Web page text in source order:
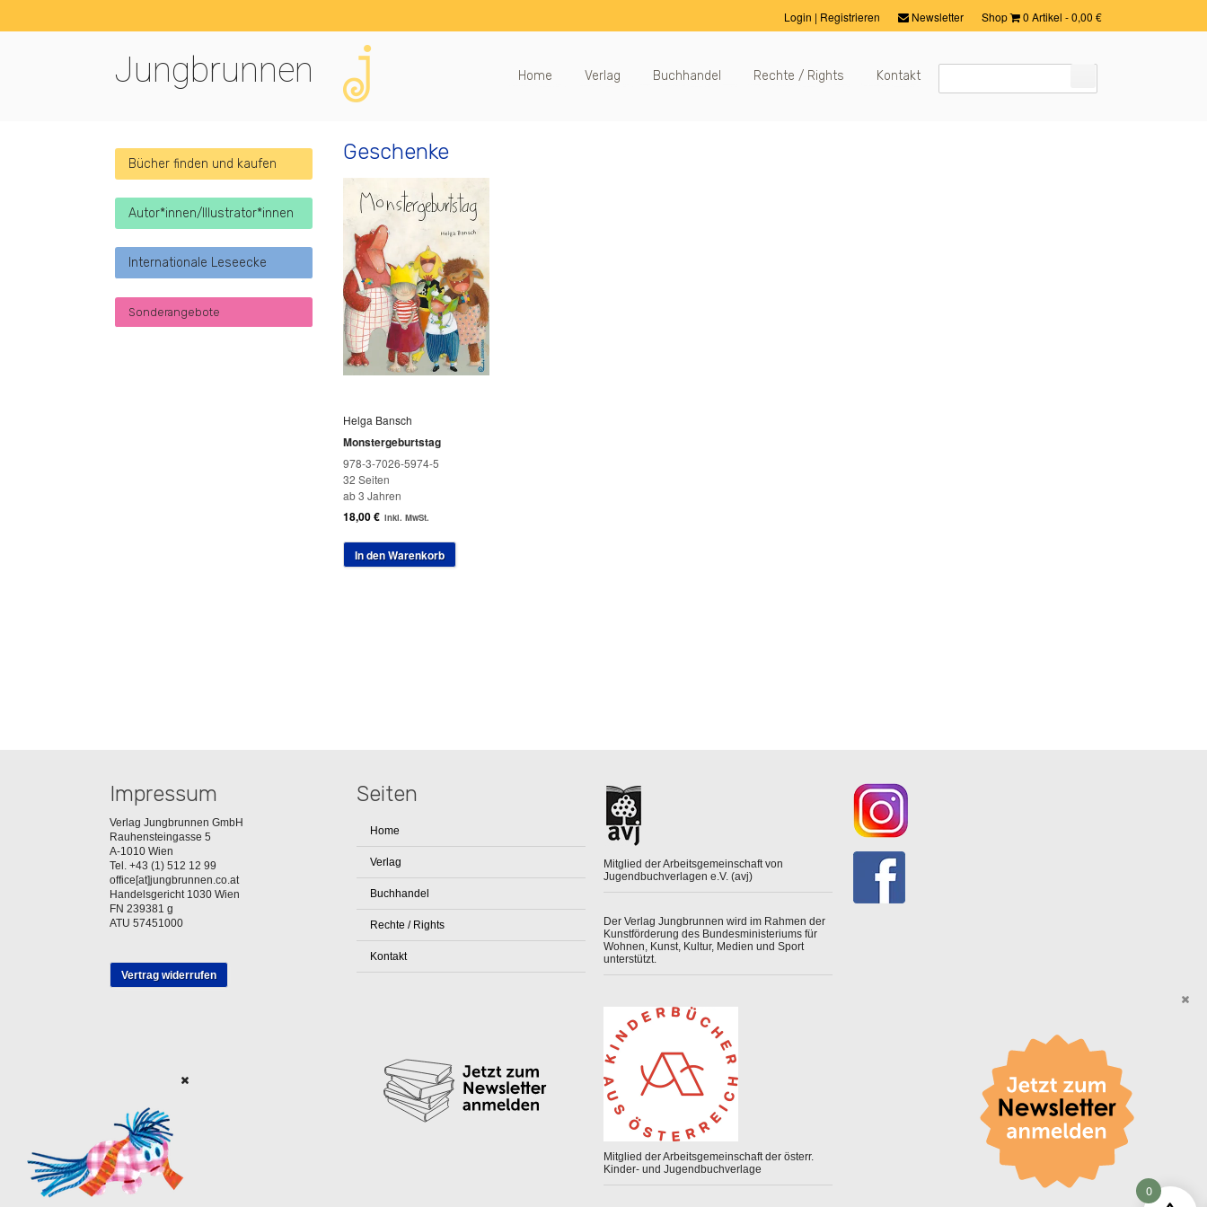
Shop 0 Artikel -0,00 €
Newsletter
Login | Registrieren
Jungbrunnen Home Verlag Buchhandel Rechte / Rights Kontakt
Geschenke
Helga Bansch
Monstergeburtstag
978-3-7026-5974-5
32 Seiten
ab 3 Jahren
18,00€ inkl. MwSt.
In den Warenkorb
Bücher finden und kaufen
Autor*innen/Illustrator*innen
Internationale Leseecke
Sonderangebote
Impressum
Verlag Jungbrunnen GmbH
Rauhensteingasse 5
A-1010 Wien
Tel. +43 (1) 512 12 99
office[at]jungbrunnen.co.at
Handelsgericht 1030 Wien
FN 239381 g
ATU 57451000
Vertrag widerrufen
Seiten
Home
Verlag
Buchhandel
Rechte / Rights
Kontakt
Mitglied der Arbeitsgemeinschaft von
Jugendbuchverlagen e.V. (avj)
Der Verlag Jungbrunnen wird im Rahmen der
Kunstförderung des Bundesministeriums für
Wohnen, Kunst, Kultur, Medien und Sport
unterstützt.
Mitglied der Arbeitsgemeinschaft der österr.
Kinder- und Jugendbuchverlage
0